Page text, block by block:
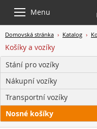
Menu
Domovská stránka › Katalog ›
Košíky a vozíky
Stání pro vozíky
Nákupní vozíky
Transportní vozíky
Nosné košíky